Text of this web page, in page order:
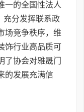
一的全国性法人
充分发挥联系政
场竞争秩序，维
饰行业高品质可
协会对雅晟门
的发展充满信